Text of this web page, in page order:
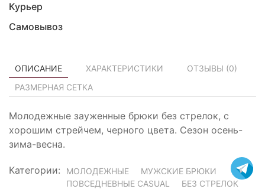
Курьер
Самовывоз
ОПИСАНИЕ ХАРАКТЕРИСТИКИ ОТЗЫВЫ (0)
РАЗМЕРНАЯ СЕТКА
Молодежные зауженные брюки без стрелок, с
хорошим стрейчем, черного цвета. Сезон осень-
зима-весна.
Категории: МОЛОДЕЖНЫЕ
МУЖСКИЕ БРЮКИ
ПОВСЕДНЕВНЫЕ CASUAL
БЕЗ СТРЕЛОК